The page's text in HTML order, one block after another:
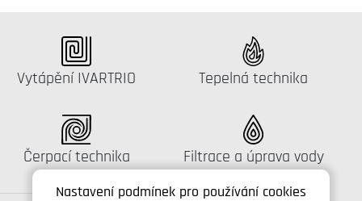
Nastavení podmínek pro používání cookies
Katalog:
Vytápění IVARTRIO Katalog:
Tepelná technika
Katalog:
Čerpací technika Katalog:
Filtrace a úprava vody